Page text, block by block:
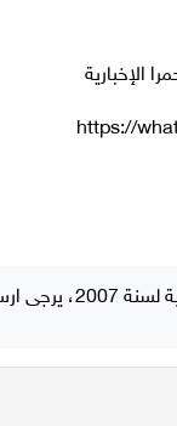
الإخبارية